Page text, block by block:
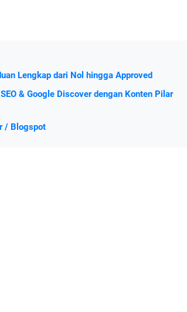
Lengkap dari Nol hingga Approved
& Google Discover dengan Konten Pilar
/ Blogspot